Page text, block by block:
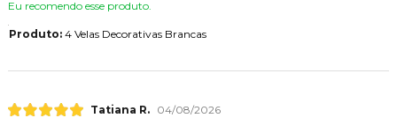
Eu recomendo esse produto.
Produto:4 Velas Decorativas Brancas
Tatiana R.
04/08/2026